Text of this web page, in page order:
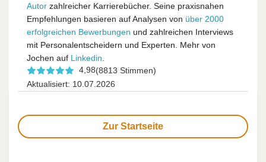
Autor zahlreicher Karrierebücher. Seine praxisnahen
Empfehlungen basieren auf Analysen von über 2000
erfolgreichen Bewerbungen und zahlreichen Interviews
mit Personalentscheidern und Experten. Mehr von
Jochen auf Linkedin
4,98(8813 Stimmen)
Aktualisiert: 10.07.2026
Zur Startseite